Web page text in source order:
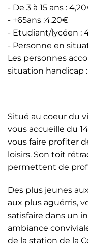
- De 3 à 15 ans :
- +65ans :4,20€
- Etudiant/lycéen :
- Personne en
Les personnes
situation handicap
Situé au coeur du
vous accueille du
vous faire profiter
loisirs. Son toit
permettent de
Des plus jeunes
aux plus aguérris,
satisfaire dans un
ambiance
de la station de la